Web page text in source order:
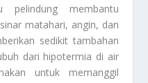
membantu
matahari, angin, dan
sedikit tambahan
dari hipotermia di air
untuk memanggil